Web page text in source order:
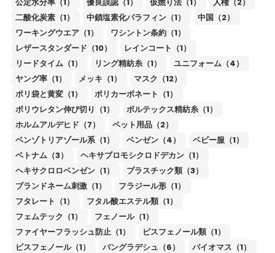
二酸化炭素（1）
中鎖塩素化パラフィン（1）
中国（2）
ワーキングウエア（1）
ワシントン条約（1）
レザースタンダード（10）
レインコート（1）
リードタイム（1）
リング精紡糸（1）
ユニフォーム（4）
ヤング率（1）
メッキ（1）
マスク（12）
ポリ袋と黄変（1）
ポリカーボネート（1）
ポリウレタン伸び切り（1）
ボルテックス精紡糸（1）
ホルムアルデヒド（7）
ペット用品（2）
ベンゾトリアゾール系（1）
ベンゼン（4）
ベビー服（1）
ベトナム（3）
ヘキサブロモシクロドデカン（1）
ヘキサクロロベンゼン（1）
プラスチック類（3）
ブランドネーム刺激（1）
フラジール形（1）
フタレート（1）
フタル酸エステル類（1）
フェムテック（1）
フェノール（1）
ファイヤーフラッシュ防止（1）
ビスフェノール類（1）
ビスフェノール（1）
バングラデシュ（6） バイオマス（1）